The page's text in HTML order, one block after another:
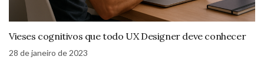
Vieses cognitivos que todo UX Designer deve conhecer
28 de janeiro de 2023